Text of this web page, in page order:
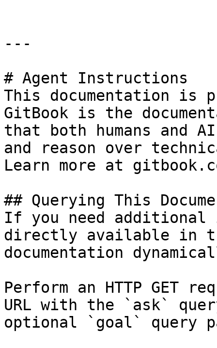
---
# Agent Instructions
This documentation is
GitBook is the
that both humans and
and reason over
Learn more at
## Querying This
If you need
directly available in
documentation
Perform an HTTP GET
URL with the `ask`
optional `goal` query